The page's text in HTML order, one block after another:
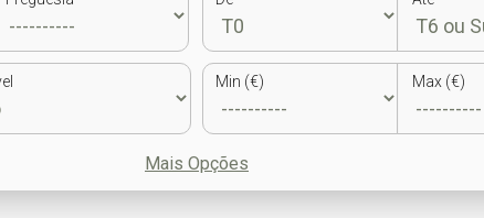
Min (€) Max (€)
Mais Opções